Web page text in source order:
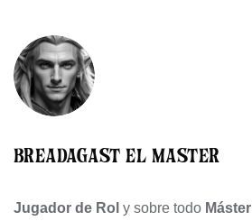
BREADAGAST EL MASTER
Jugador de Rol y sobre todo Máster